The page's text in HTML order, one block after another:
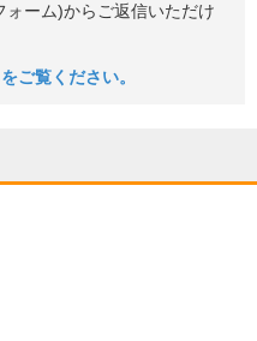
ォーム)からご返信いただけ
ご覧ください。